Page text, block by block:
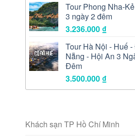
Tour Phong Nha-
3 ngày 2 đêm
3.236.000 ₫
Tour Hà Nội - Huế
Nẵng - Hội An 3
Đêm
3.500.000 ₫
Khách sạn TP Hồ Chí Minh